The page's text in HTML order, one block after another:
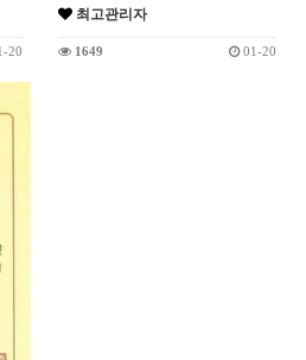
20
최고관리자
1649 01-20